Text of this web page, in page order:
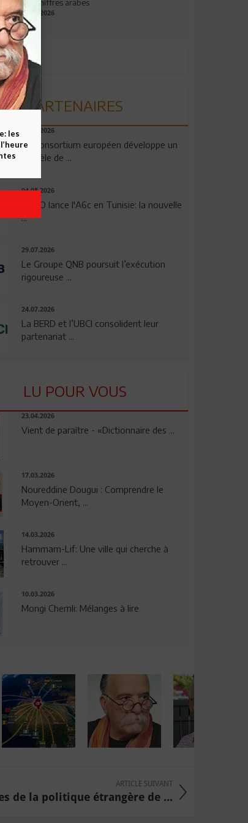
aux chiffres arabes
09.07.2026
PARTENAIRES
06.08.2026
Un consortium européen développe un
modèle de ...
04.08.2026
OPPO lance l'A6c en Tunisie: la nouvelle
...
29.07.2026
Le Groupe QNB poursuit l’exécution
rigoureuse ...
24.07.2026
La BERD et l’UBCI consolident leur
partenariat ...
LU POUR VOUS
23.04.2026
Vient de paraître - «Dictionnaire des ...
17.03.2026
Noureddine Dougui : Comprendre le
Moyen-Orient, ...
14.03.2026
Hammam-Lif: Une ville qui cherche à
retrouver ...
10.03.2026
Mongi Chemli: Mélanges à lire
ARTICLE SUIVANT
de la politique étrangère de ...
les